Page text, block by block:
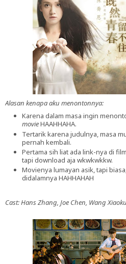
Alasan kenapa aku menontonnya:
Karena dalam masa ingin
movieHAAHHAHA.
Tertarik karena judulnya, masa
pernah kembali.
Pertama sih liat ada link-nya di
tapi download aja wkwkwkkw.
Movienya lumayan asik, tapi
didalamnya HAHHAHAH
Cast: Hans Zhang, Joe Chen, Wang